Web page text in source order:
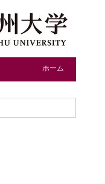
ホーム